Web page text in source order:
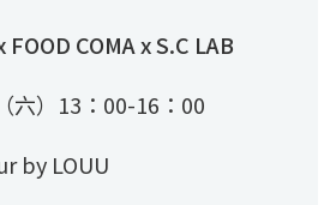
COMA x S.C LAB
六）13：00-16：00
by LOUU